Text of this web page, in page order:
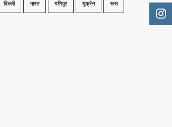
दिल्ली भारत मणिपुर यूक्रेन रूस